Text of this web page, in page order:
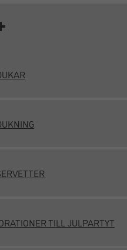
TILL JULPARTYT